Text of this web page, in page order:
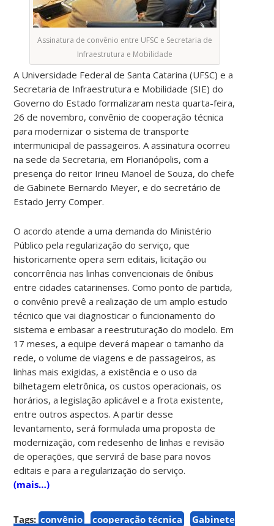
Assinatura de convênio entre UFSC e Secretaria de
Infraestrutura e Mobilidade
A Universidade Federal de Santa Catarina (UFSC) e a
Secretaria de Infraestrutura e Mobilidade (SIE) do
Governo do Estado formalizaram nesta quarta-feira,
26 de novembro, convênio de cooperação técnica
para modernizar o sistema de transporte
intermunicipal de passageiros. A assinatura ocorreu
na sede da Secretaria, em Florianópolis, com a
presença do reitor Irineu Manoel de Souza, do chefe
de Gabinete Bernardo Meyer, e do secretário de
Estado Jerry Comper.
O acordo atende a uma demanda do Ministério
Público pela regularização do serviço, que
historicamente opera sem editais, licitação ou
concorrência nas linhas convencionais de ônibus
entre cidades catarinenses. Como ponto de partida,
o convênio prevê a realização de um amplo estudo
técnico que vai diagnosticar o funcionamento do
sistema e embasar a reestruturação do modelo. Em
17 meses, a equipe deverá mapear o tamanho da
rede, o volume de viagens e de passageiros, as
linhas mais exigidas, a existência e o uso da
bilhetagem eletrônica, os custos operacionais, os
horários, a legislação aplicável e a frota existente,
entre outros aspectos. A partir desse
levantamento, será formulada uma proposta de
modernização, com redesenho de linhas e revisão
de operações, que servirá de base para novos
editais e para a regularização do serviço.
(mais…)
Tags: convênio cooperação técnica
Gabinete